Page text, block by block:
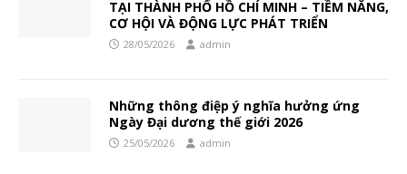
TẠI THÀNH PHỐ HỒ CHÍ MINH – TIỀM NĂNG,
CƠ HỘI VÀ ĐỘNG LỰC PHÁT TRIỂN
28/05/2026 admin
Những thông điệp ý nghĩa hưởng ứng
Ngày Đại dương thế giới 2026
25/05/2026 admin